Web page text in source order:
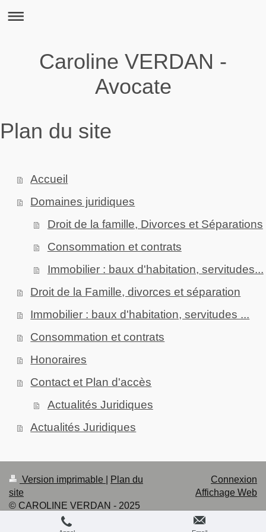
Caroline VERDAN -
Avocate
Plan du site
Accueil
Domaines juridiques
Droit de la famille, Divorces et Séparations
Consommation et contrats
Immobilier : baux d'habitation, servitudes...
Droit de la Famille, divorces et séparation
Immobilier : baux d'habitation, servitudes ...
Consommation et contrats
Honoraires
Contact et Plan d'accès
Actualités Juridiques
Actualités Juridiques
Version imprimable
Plan du
site
© CAROLINE VERDAN - 2025
Connexion
Affichage Web